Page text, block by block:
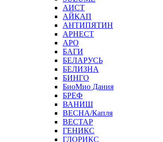
АИСТ
АЙКАП
АНТИПЯТИН
АРНЕСТ
АРО
БАГИ
БЕЛАРУСЬ
БЕЛИЗНА
БИНГО
БиоМио Дания
БРЕФ
ВАНИШ
ВЕСНА/Капля
ВЕСТАР
ГЕНИКС
ГЛОРИКС